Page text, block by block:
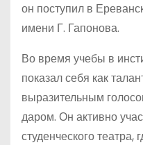
он поступил в
имени Г. Гапонова.
Во время учебы в
показал себя как
выразительным
даром. Он активно
студенческого театра,